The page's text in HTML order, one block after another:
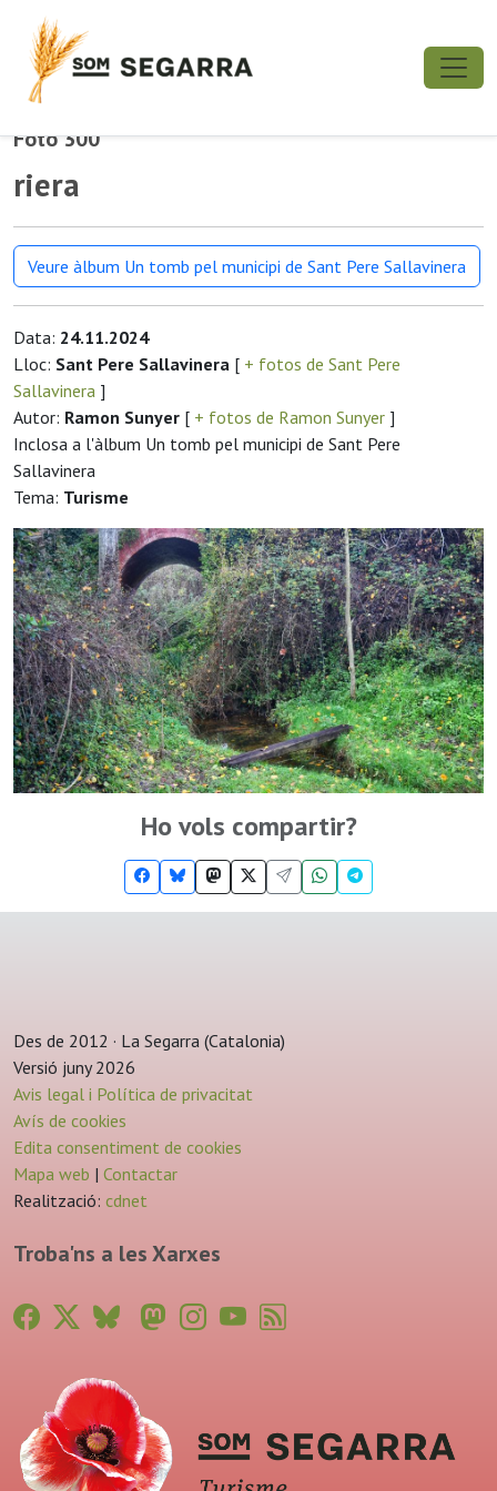
Foto 300
riera
Veure àlbum Un tomb pel municipi de Sant Pere Sallavinera
Data: 24.11.2024
Lloc: Sant Pere Sallavinera [ + fotos de Sant Pere
Sallavinera ]
Autor: Ramon Sunyer [ + fotos de Ramon Sunyer ]
Inclosa a l'àlbum Un tomb pel municipi de Sant Pere
Sallavinera
Tema: Turisme
Ho vols compartir?
Des de 2012 · La Segarra (Catalonia)
Versió juny 2026
Avis legal i Política de privacitat
Avís de cookies
Edita consentiment de cookies
Mapa web | Contactar
Realització: cdnet
Troba'ns a les Xarxes